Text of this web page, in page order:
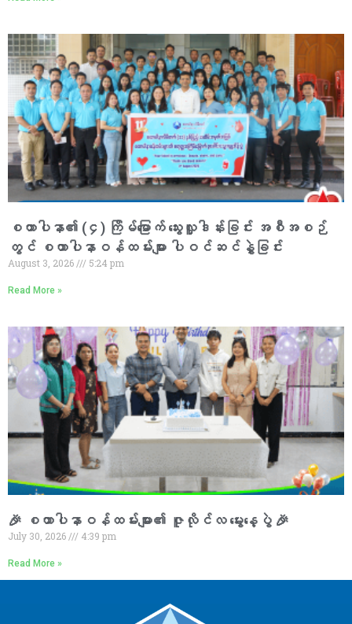
စထာပါနာ၏ (၄) ကြိမ်မြောက် သွေးလှူဒါန်းခြင်း အစီအစဉ်
တွင် စထာပါနာဝန်ထမ်းများ ပါဝင်ဆင်နွှဲခြင်း
August 3, 2026 5:24 pm
Read More »
🎉 စထာပါနာဝန်ထမ်းများ၏ ဇူလိုင်လ မွေးနေ့ပွဲ 🎉
July 30, 2026 4:39 pm
Read More »